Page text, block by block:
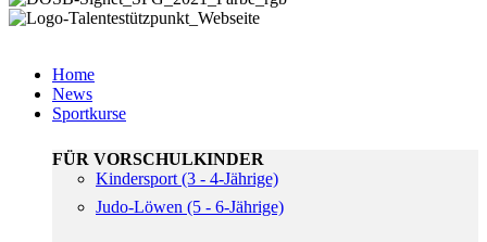
Home
News
Sportkurse
FÜR VORSCHULKINDER
Kindersport (3 - 4-Jährige)
Judo-Löwen (5 - 6-Jährige)